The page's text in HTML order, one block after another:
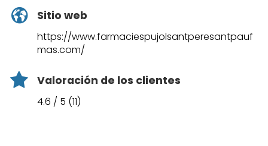
Sitio web
https://www.farmaciespujolsantperesantpauf
mas.com/
Valoración de los clientes
4.6 / 5 (11)